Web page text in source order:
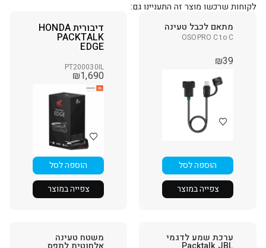
לקוחות שרכשו מוצר זה התעניינו גם:
מתאם לכבל טעינה
OSOPRO C to C
₪39
הוספה לסל
צפייה במוצר
דיבורית HONDA
PACKTALK
EDGE
PT200030IL
₪1,690
הוספה לסל
צפייה במוצר
ערכת שמע לדגמי משטח טעינה